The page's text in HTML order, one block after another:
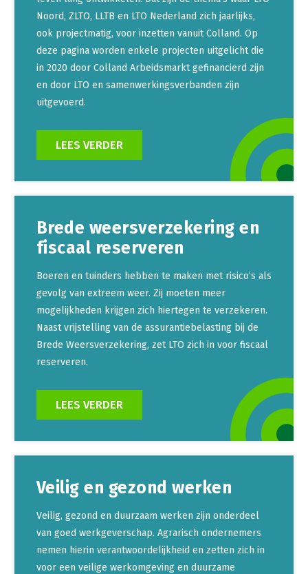
Noord, ZLTO, LLTB en LTO Nederland zich jaarlijks,
ook projectmatig, voor inzetten vanuit Colland. Op
deze pagina worden enkele projecten uitgelicht die
in 2020 door Colland Arbeidsmarkt gefinancierd zijn
en door LTO en samenwerkingsverbanden zijn
uitgevoerd.
LEES VERDER
Brede weersverzekering en
fiscaal reserveren
Boeren en tuinders hebben te maken met risico’s als
gevolg van extreem weer. Zij moeten meer
mogelijkheden krijgen zich hiertegen te verzekeren.
Naast vrijstelling van de assurantiebelasting bij de
Brede Weersverzekering, zet LTO zich in voor fiscaal
reserveren.
LEES VERDER
Veilig en gezond werken
Veilig, gezond en duurzaam werken zijn onderdeel
van goed werkgeverschap. Agrarisch ondernemers
nemen hierin verantwoordelijkheid en zetten zich in
voor een veilige werkomgeving en duurzame